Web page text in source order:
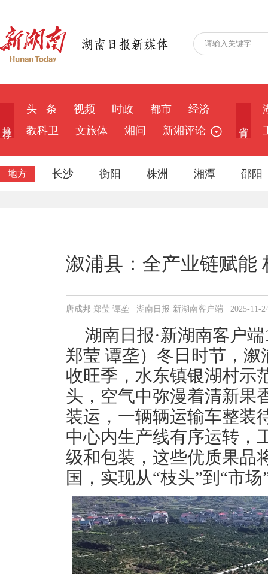
头 条 视频 时政 都市
经济
教科卫
文旅体 湘问 新湘评论
地方 长沙 衡阳 株洲 湘潭 邵阳
溆浦县：全产业链赋能
唐成邦 郑莹 谭垄 湖南日报·新湖南客户端 2025-11-
湖南日报·新湖南客户
郑莹 谭垄）冬日时节，
收旺季，水东镇银湖村示
头，空气中弥漫着清新果
装运，一辆辆运输车整装
中心内生产线有序运转，
级和包装，这些优质果品
国，实现从“枝头”到“市